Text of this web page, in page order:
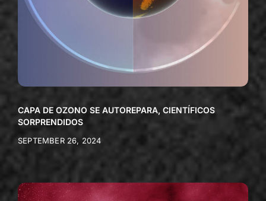
CAPA DE OZONO SE AUTOREPARA, CIENTÍFICOS
SORPRENDIDOS
SEPTEMBER 26, 2024